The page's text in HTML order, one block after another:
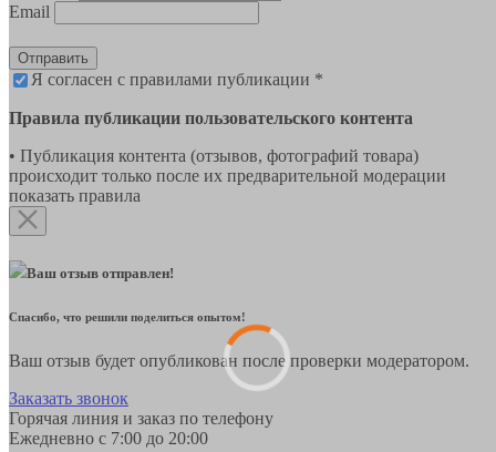
Email
Отправить
Я согласен с правилами публикации *
Правила публикации пользовательского контента
• Публикация контента (отзывов, фотографий товара)
происходит только после их предварительной модерации
показать правила
Ваш отзыв отправлен!
Спасибо, что решили поделиться опытом!
Ваш отзыв будет опубликован после проверки модератором.
Заказать звонок
Горячая линия и заказ по телефону
Ежедневно с 7:00 до 20:00